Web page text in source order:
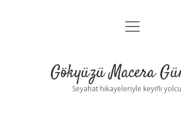
Anasayfa
Yasal Uyarı
menüyü
Gökyüzü Macera
Seyahat hikayeleriyle keyifli